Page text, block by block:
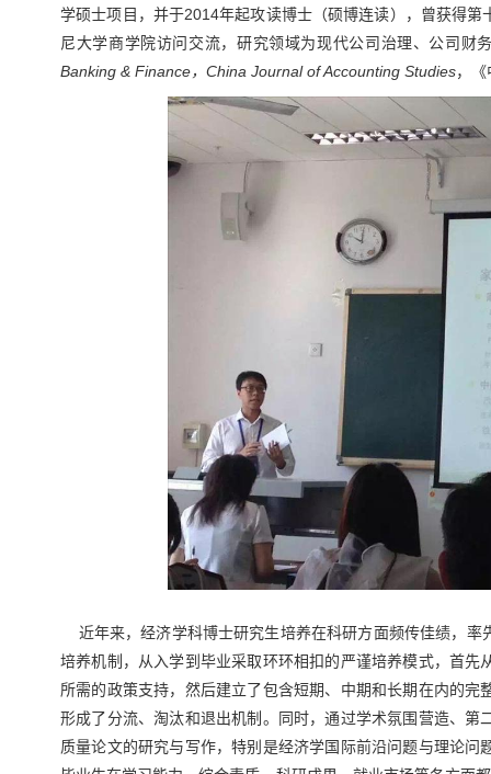
学硕士项目，并于2014年起攻读博士（硕博连读），曾获得
尼大学商学院访问交流，研究领域为现代公司治理、公司财
Banking & Finance，China Journal of Accounting Studies，
近年来，经济学科博士研究生培养在科研方面频传佳绩，率
培养机制，从入学到毕业采取环环相扣的严谨培养模式，首
所需的政策支持，然后建立了包含短期、中期和长期在内的
形成了分流、淘汰和退出机制。同时，通过学术氛围营造、
质量论文的研究与写作，特别是经济学国际前沿问题与理论